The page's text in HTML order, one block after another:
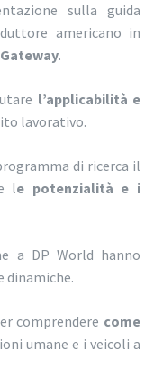
sulla guida
americano in
.
l’applicabilità e
lavorativo.
di ricerca il
le potenzialità e i
a DP World hanno
dinamiche.
comprendere come
umane e i veicoli a